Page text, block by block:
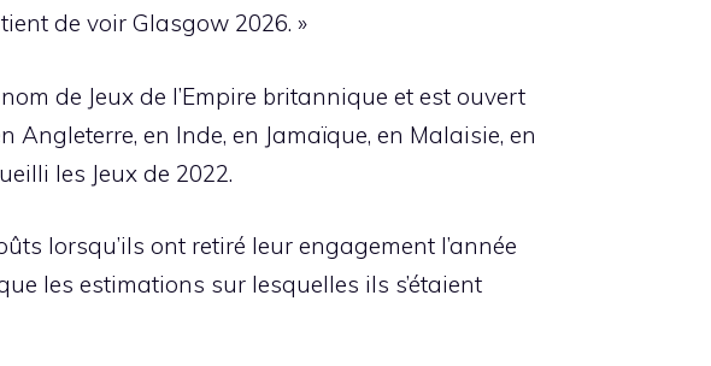
de voir Glasgow 2026. »
de Jeux de l’Empire britannique et est ouvert
en Inde, en Jamaïque, en Malaisie, en
les Jeux de 2022.
lorsqu’ils ont retiré leur engagement l’année
les estimations sur lesquelles ils s’étaient